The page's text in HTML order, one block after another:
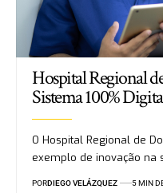
Hospital Regional
Sistema 100%
O Hospital Regional de
exemplo de inovação na
PORDIEGO VELÁZQUEZ 5 MIN